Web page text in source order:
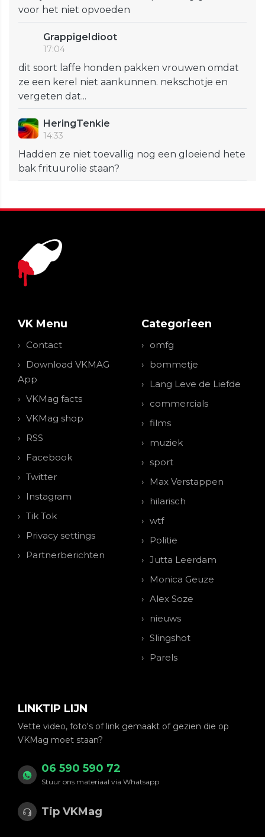
voor het niet opvoeden
GrappigeIdioot
17:04
dit soort laffe honden pakken vrouwen omdat
ze een kerel niet aankunnen. nekschotje en
vergeten dat...
HeringTenkie
14:33
Hadden ze niet toevallig nog een gloeiend hete
bak frituurolie staan?
VK Menu
Contact
Download VKMAG
App
VKMag facts
VKMag shop
RSS
Facebook
Twitter
Instagram
Tik Tok
Privacy settings
Partnerberichten
Categorieen
omfg
bommetje
Lang Leve de Liefde
commercials
films
muziek
sport
Max Verstappen
hilarisch
wtf
Politie
Jutta Leerdam
Monica Geuze
Alex Soze
nieuws
Slingshot
Parels
LINKTIP LIJN
Vette video, foto's of link gemaakt of gezien die op
VKMag moet staan?
06 590 590 72
Stuur ons materiaal via Whatsapp
Tip VKMag